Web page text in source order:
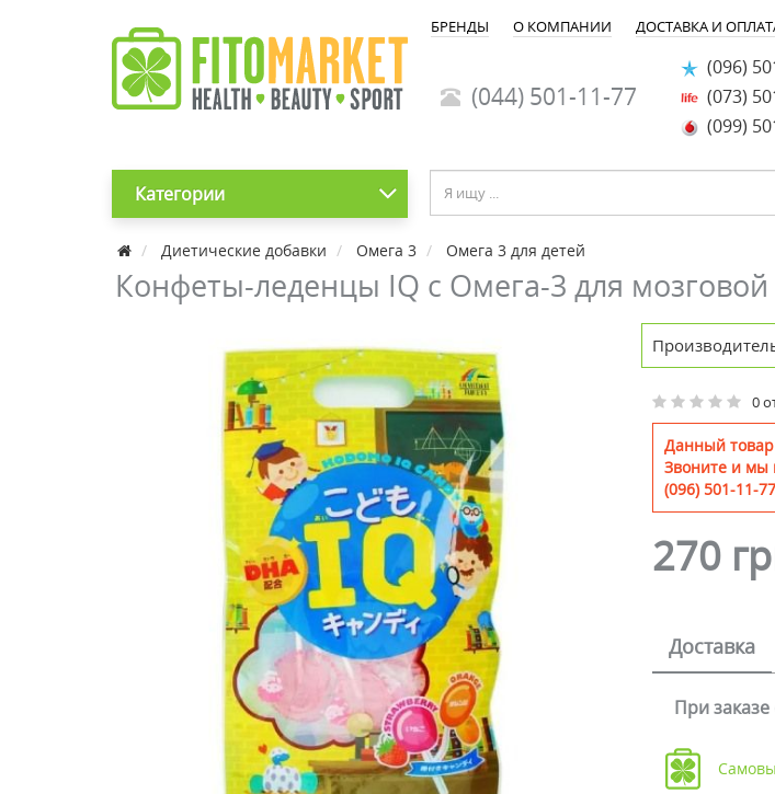
БРЕНДЫ О КОМПАНИИ ДОСТАВКА И
(044) 501-11-77
(096)
(073)
(099)
Категории
Диетические добавки Омега 3 Омега 3 для детей
Конфеты-леденцы IQ с Омега-3 для
0
Данный товар
Звоните и мы
(096) 501-11-77
270
Доставка
При заказе